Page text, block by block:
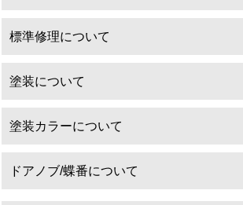
標準修理について
標準修理につ
塗装について
塗装につい
塗装カラーについて
ドアノブ/蝶番について